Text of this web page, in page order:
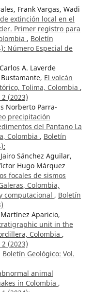
Frank Vargas, Wadi
extinción local en el
Primer registro para
, Boletín
Número Especial de
A. Laverde
El volcán
Tolima, Colombia ,
(2023)
Norberto Parra-
precipitación
del Pantano La
Colombia , Boletín
Sánchez Aguilar,
Hugo Márquez
focales de sismos
Colombia,
computacional , Boletín
Aparicio,
unit in the
Colombia ,
(2023)
Boletín Geológico: Vol.
animal
in Colombia ,